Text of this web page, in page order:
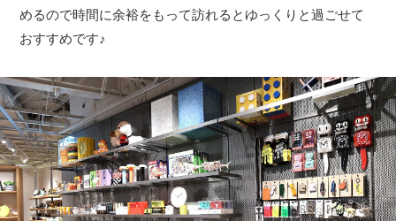
めるので時間に余裕をもって訪れるとゆっくりと過ごせて
おすすめです♪